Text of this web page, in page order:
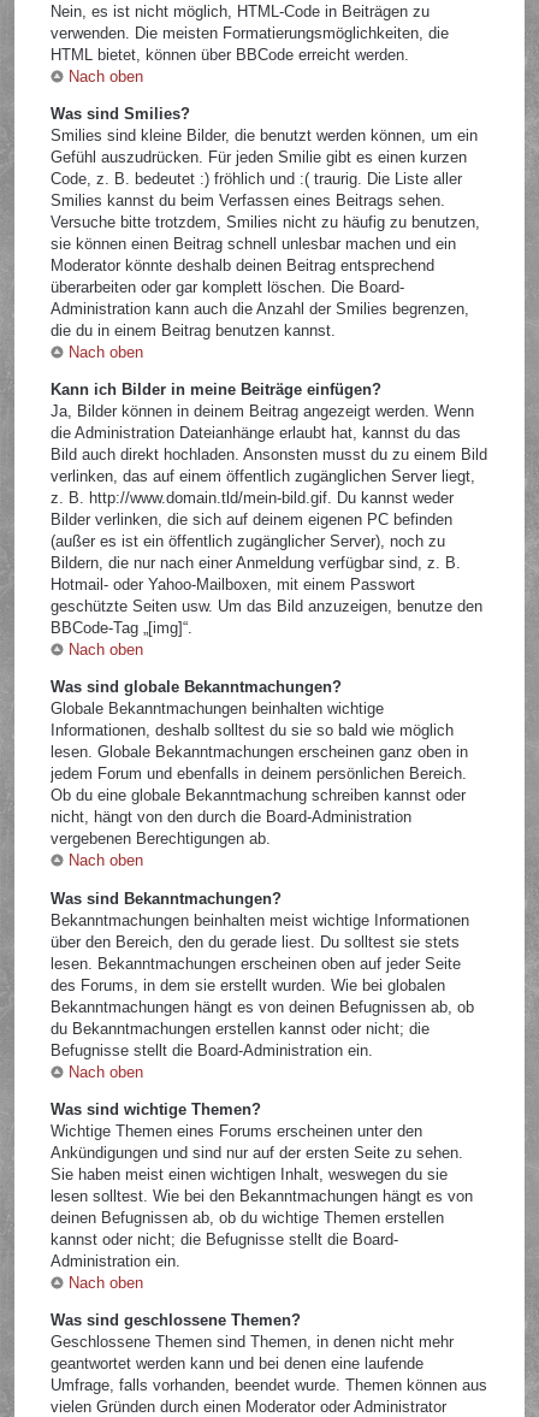
Nein, es ist nicht möglich, HTML-Code in Beiträgen zu
verwenden. Die meisten Formatierungsmöglichkeiten, die
HTML bietet, können über BBCode erreicht werden.
Nach oben
Was sind Smilies?
Smilies sind kleine Bilder, die benutzt werden können, um ein
Gefühl auszudrücken. Für jeden Smilie gibt es einen kurzen
Code, z. B. bedeutet :) fröhlich und :( traurig. Die Liste aller
Smilies kannst du beim Verfassen eines Beitrags sehen.
Versuche bitte trotzdem, Smilies nicht zu häufig zu benutzen,
sie können einen Beitrag schnell unlesbar machen und ein
Moderator könnte deshalb deinen Beitrag entsprechend
überarbeiten oder gar komplett löschen. Die Board-
Administration kann auch die Anzahl der Smilies begrenzen,
die du in einem Beitrag benutzen kannst.
Nach oben
Kann ich Bilder in meine Beiträge einfügen?
Ja, Bilder können in deinem Beitrag angezeigt werden. Wenn
die Administration Dateianhänge erlaubt hat, kannst du das
Bild auch direkt hochladen. Ansonsten musst du zu einem Bild
verlinken, das auf einem öffentlich zugänglichen Server liegt,
z. B. http://www.domain.tld/mein-bild.gif. Du kannst weder
Bilder verlinken, die sich auf deinem eigenen PC befinden
(außer es ist ein öffentlich zugänglicher Server), noch zu
Bildern, die nur nach einer Anmeldung verfügbar sind, z. B.
Hotmail- oder Yahoo-Mailboxen, mit einem Passwort
geschützte Seiten usw. Um das Bild anzuzeigen, benutze den
BBCode-Tag „[img]“.
Nach oben
Was sind globale Bekanntmachungen?
Globale Bekanntmachungen beinhalten wichtige
Informationen, deshalb solltest du sie so bald wie möglich
lesen. Globale Bekanntmachungen erscheinen ganz oben in
jedem Forum und ebenfalls in deinem persönlichen Bereich.
Ob du eine globale Bekanntmachung schreiben kannst oder
nicht, hängt von den durch die Board-Administration
vergebenen Berechtigungen ab.
Nach oben
Was sind Bekanntmachungen?
Bekanntmachungen beinhalten meist wichtige Informationen
über den Bereich, den du gerade liest. Du solltest sie stets
lesen. Bekanntmachungen erscheinen oben auf jeder Seite
des Forums, in dem sie erstellt wurden. Wie bei globalen
Bekanntmachungen hängt es von deinen Befugnissen ab, ob
du Bekanntmachungen erstellen kannst oder nicht; die
Befugnisse stellt die Board-Administration ein.
Nach oben
Was sind wichtige Themen?
Wichtige Themen eines Forums erscheinen unter den
Ankündigungen und sind nur auf der ersten Seite zu sehen.
Sie haben meist einen wichtigen Inhalt, weswegen du sie
lesen solltest. Wie bei den Bekanntmachungen hängt es von
deinen Befugnissen ab, ob du wichtige Themen erstellen
kannst oder nicht; die Befugnisse stellt die Board-
Administration ein.
Nach oben
Was sind geschlossene Themen?
Geschlossene Themen sind Themen, in denen nicht mehr
geantwortet werden kann und bei denen eine laufende
Umfrage, falls vorhanden, beendet wurde. Themen können aus
vielen Gründen durch einen Moderator oder Administrator